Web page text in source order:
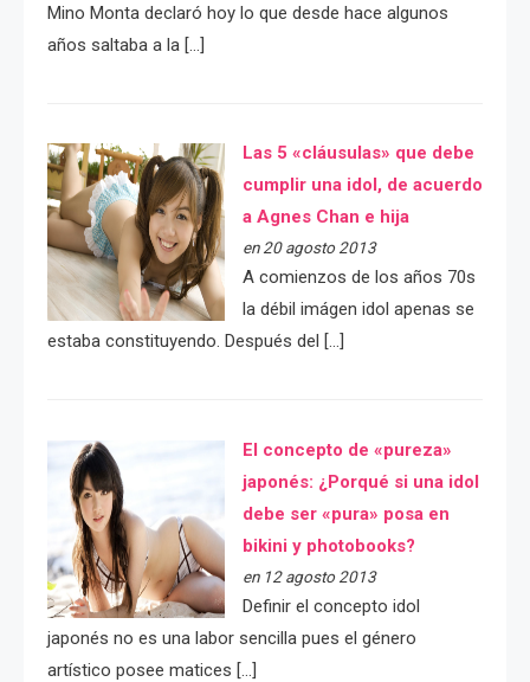
Mino Monta declaró hoy lo que desde hace algunos
años saltaba a la […]
Las 5 «cláusulas» que debe
cumplir una idol, de acuerdo
a Agnes Chan e hija
en 20 agosto 2013
A comienzos de los años 70s
la débil imágen idol apenas se
estaba constituyendo. Después del […]
El concepto de «pureza»
japonés: ¿Porqué si una idol
debe ser «pura» posa en
bikini y photobooks?
en 12 agosto 2013
Definir el concepto idol
japonés no es una labor sencilla pues el género
artístico posee matices […]